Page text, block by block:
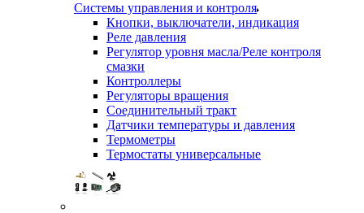
Системы управления и контроля
Кнопки, выключатели, индикация
Реле давления
Регулятор уровня масла/Реле контроля
смазки
Контроллеры
Регуляторы вращения
Соединительный тракт
Датчики температуры и давления
Термометры
Термостаты универсальные